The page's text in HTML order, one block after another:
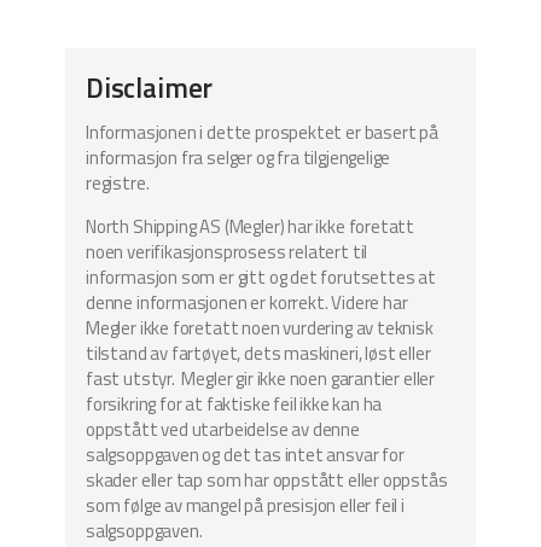
Disclaimer
Informasjonen i dette prospektet er basert på
informasjon fra selger og fra tilgjengelige
registre.
North Shipping AS (Megler) har ikke foretatt
noen verifikasjonsprosess relatert til
informasjon som er gitt og det forutsettes at
denne informasjonen er korrekt. Videre har
Megler ikke foretatt noen vurdering av teknisk
tilstand av fartøyet, dets maskineri, løst eller
fast utstyr. Megler gir ikke noen garantier eller
forsikring for at faktiske feil ikke kan ha
oppstått ved utarbeidelse av denne
salgsoppgaven og det tas intet ansvar for
skader eller tap som har oppstått eller oppstås
som følge av mangel på presisjon eller feil i
salgsoppgaven.